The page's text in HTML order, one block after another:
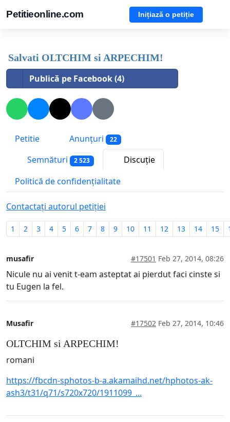
Petitieonline.com Inițiază o petiție
Salvati OLTCHIM si ARPECHIM!
Publică pe Facebook (4)
Petitie Anunțuri 22
Semnături 2 523
Discuție
Politică de confidențialitate
Contactați autorul petiției
1 2 3 4 5 6 7 8 9 10 11 12 13 14 15
musafir #17501 Feb 27, 2014, 08:26
Nicule nu ai venit t-eam asteptat ai pierdut faci cinste si
tu Eugen la fel.
Musafir #17502 Feb 27, 2014, 10:46
OLTCHIM si ARPECHIM!
romani
https://fbcdn-sphotos-b-a.akamaihd.net/hphotos-ak-
ash3/t31/q71/s720x720/1911099_...